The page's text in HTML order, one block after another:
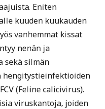
Eniten
kuuden kuukauden
vanhemmat kissat
nenän ja
sekä silmän
hengitystieinfektioiden
(Feline calicivirus).
viruskantoja, joiden